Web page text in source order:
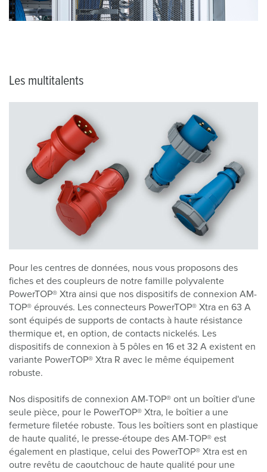
Les multitalents
Pour les centres de données, nous vous proposons des
fiches et des coupleurs de notre famille polyvalente
PowerTOP® Xtra ainsi que nos dispositifs de connexion AM-
TOP® éprouvés. Les connecteurs PowerTOP® Xtra en 63 A
sont équipés de supports de contacts à haute résistance
thermique et, en option, de contacts nickelés. Les
dispositifs de connexion à 5 pôles en 16 et 32 A existent en
variante PowerTOP® Xtra R avec le même équipement
robuste.
Nos dispositifs de connexion AM-TOP® ont un boîtier d'une
seule pièce, pour le PowerTOP® Xtra, le boîtier a une
fermeture filetée robuste. Tous les boîtiers sont en plastique
de haute qualité, le presse-étoupe des AM-TOP® est
également en plastique, celui des PowerTOP® Xtra est en
outre revêtu de caoutchouc de haute qualité pour une